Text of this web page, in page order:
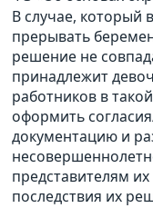
В случае, который
прерывать
решение не
принадлежит
работников в
оформить
документацию и
представителям
последствия их